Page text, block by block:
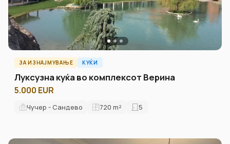
ЗА ИЗНАЈМУВАЊЕ КУЌИ
Луксузна куќа во комплексот Верина
5.000 EUR
Чучер - Сандево 720 m² 5